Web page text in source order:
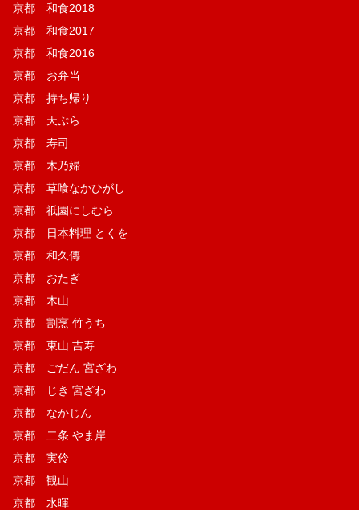
京都 和食2018
京都 和食2017
京都 和食2016
京都 お弁当
京都 持ち帰り
京都 天ぷら
京都 寿司
京都 木乃婦
京都 草喰なかひがし
京都 祇園にしむら
京都 日本料理 とくを
京都 和久傳
京都 おたぎ
京都 木山
京都 割烹 竹うち
京都 東山 吉寿
京都 ごだん 宮ざわ
京都 じき 宮ざわ
京都 なかじん
京都 二条 やま岸
京都 実伶
京都 観山
京都 水暉